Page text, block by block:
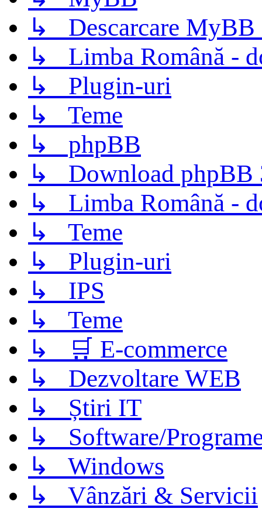
↳ Descarcare MyBB
↳ Limba Română -
↳ Plugin-uri
↳ Teme
↳ phpBB
↳ Download phpBB
↳ Limba Română -
↳ Teme
↳ Plugin-uri
↳ IPS
↳ Teme
↳ 🛒 E-commerce
↳ Dezvoltare WEB
↳ Știri IT
↳ Software/
↳ Windows
↳ Vânzări & Servicii